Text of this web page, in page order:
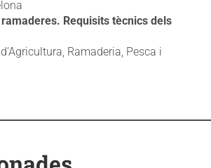
Requisits tècnics dels
Ramaderia, Pesca i